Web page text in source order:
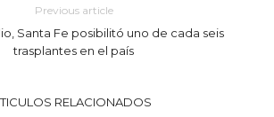
Previous article
Santa Fe posibilitó uno de cada seis
trasplantes en el país
RELACIONADOS